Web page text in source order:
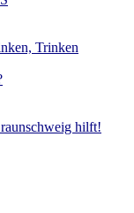
Trinken
hilft!